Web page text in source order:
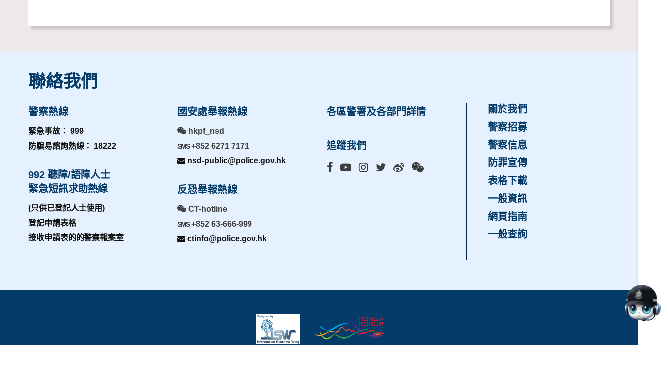
聯絡我們
警察熱線
緊急事故： 999
防騙易諮詢熱線： 18222
992 聽障/語障人士
緊急短訊求助熱線
(只供已登記人士使用)
登記申請表格
接收申請表的的警察報案室
國安處舉報熱線
hkpf_nsd
SMS+852 6271 7171
nsd-public@police.gov.hk
反恐舉報熱線
CT-hotline
SMS+852 63-666-999
ctinfo@police.gov.hk
各區警署及各部門詳情
追蹤我們
關於我們
警察招募
警察信息
防罪宣傳
表格下載
一般資訊
網頁指南
一般查詢